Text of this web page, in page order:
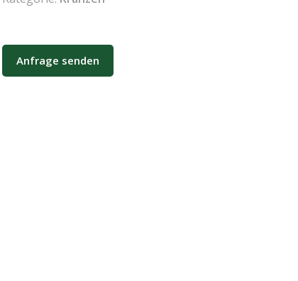
Anfrage senden